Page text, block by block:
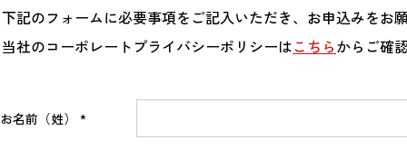
下記のフォームに必要事項をご記入いただき、お申込みをお
当社のコーポレートプライバシーポリシーはこちらからご確
お名前（姓）